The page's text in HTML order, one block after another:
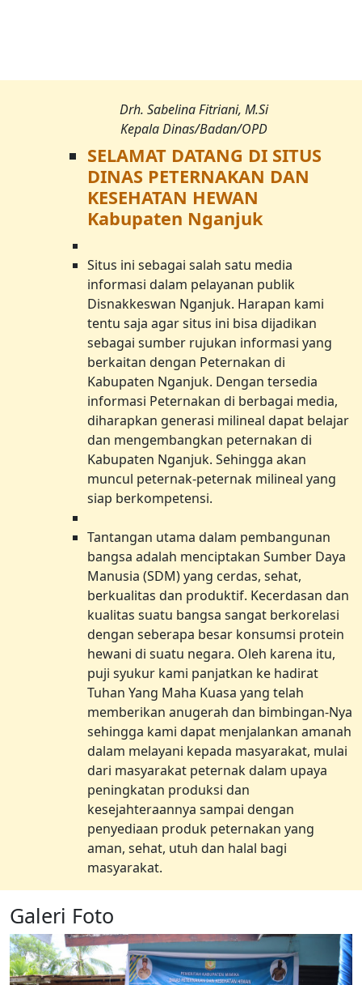
Drh. Sabelina Fitriani, M.Si
Kepala Dinas/Badan/OPD
SELAMAT DATANG DI SITUS
DINAS PETERNAKAN DAN
KESEHATAN HEWAN
Kabupaten Nganjuk
Situs ini sebagai salah satu media
informasi dalam pelayanan publik
Disnakkeswan Nganjuk. Harapan kami
tentu saja agar situs ini bisa dijadikan
sebagai sumber rujukan informasi yang
berkaitan dengan Peternakan di
Kabupaten Nganjuk. Dengan tersedia
informasi Peternakan di berbagai media,
diharapkan generasi milineal dapat belajar
dan mengembangkan peternakan di
Kabupaten Nganjuk. Sehingga akan
muncul peternak-peternak milineal yang
siap berkompetensi.
Tantangan utama dalam pembangunan
bangsa adalah menciptakan Sumber Daya
Manusia (SDM) yang cerdas, sehat,
berkualitas dan produktif. Kecerdasan dan
kualitas suatu bangsa sangat berkorelasi
dengan seberapa besar konsumsi protein
hewani di suatu negara. Oleh karena itu,
puji syukur kami panjatkan ke hadirat
Tuhan Yang Maha Kuasa yang telah
memberikan anugerah dan bimbingan-Nya
sehingga kami dapat menjalankan amanah
dalam melayani kepada masyarakat, mulai
dari masyarakat peternak dalam upaya
peningkatan produksi dan
kesejahteraannya sampai dengan
penyediaan produk peternakan yang
aman, sehat, utuh dan halal bagi
masyarakat.
Galeri Foto